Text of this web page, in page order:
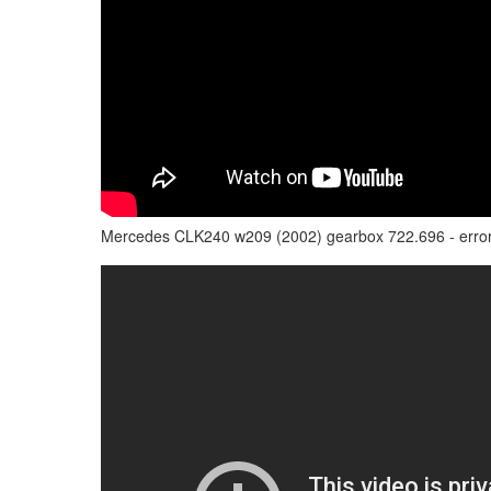
Mercedes CLK240 w209 (2002) gearbox 722.696 -